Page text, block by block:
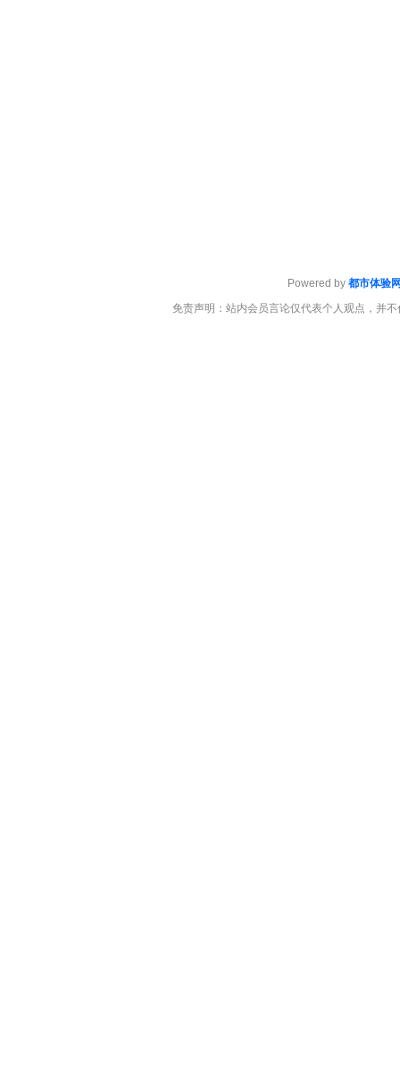
Powered by 都市体验
免责声明：站内会员言论仅代表个人观点，并